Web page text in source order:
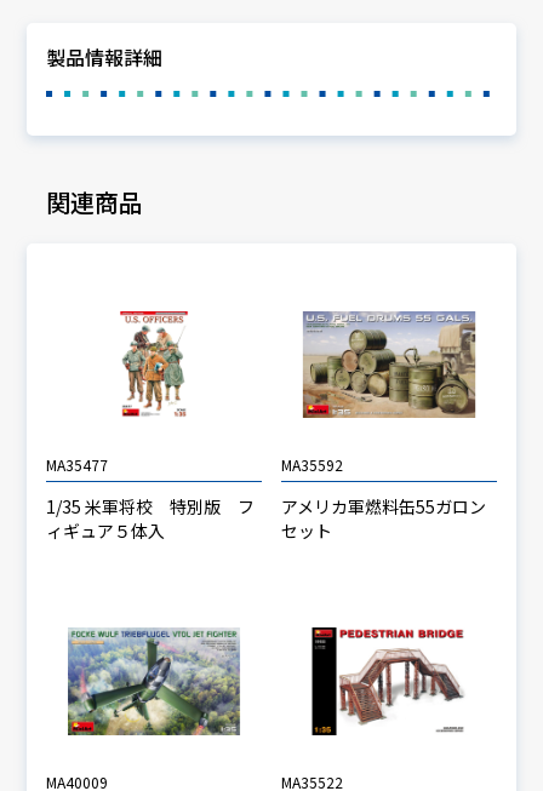
製品情報詳細
関連商品
MA35477
1/35 米軍将校 特別版 フ
ィギュア５体入
MA35592
アメリカ軍燃料缶55ガロン
セット
MA40009 MA35522